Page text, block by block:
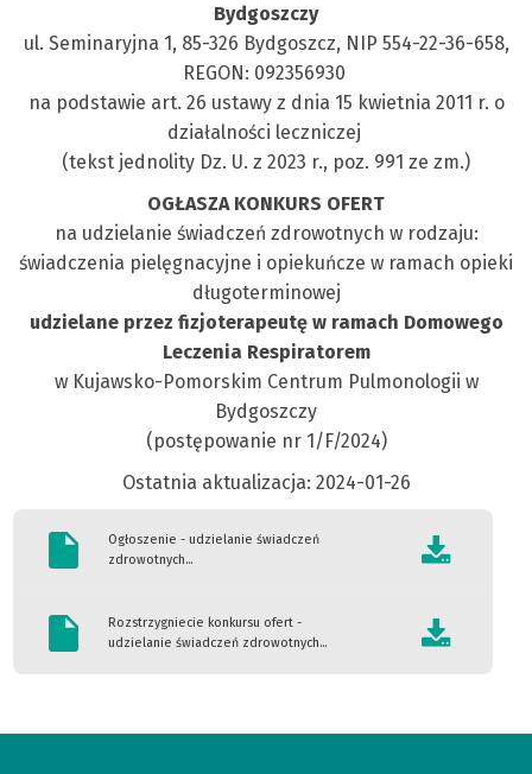
Bydgoszczy
ul. Seminaryjna 1, 85-326 Bydgoszcz, NIP 554-22-36-658,
REGON: 092356930
na podstawie art. 26 ustawy z dnia 15 kwietnia 2011 r. o
działalności leczniczej
(tekst jednolity Dz. U. z 2023 r., poz. 991 ze zm.)
OGŁASZA KONKURS OFERT
na udzielanie świadczeń zdrowotnych w rodzaju:
świadczenia pielęgnacyjne i opiekuńcze w ramach opieki
długoterminowej
udzielane przez fizjoterapeutę w ramach Domowego
Leczenia Respiratorem
w Kujawsko-Pomorskim Centrum Pulmonologii w
Bydgoszczy
(postępowanie nr 1/F/2024)
Ostatnia aktualizacja: 2024-01-26
Ogłoszenie - udzielanie świadczeń
zdrowotnych...
Rozstrzygniecie konkursu ofert -
udzielanie świadczeń zdrowotnych...